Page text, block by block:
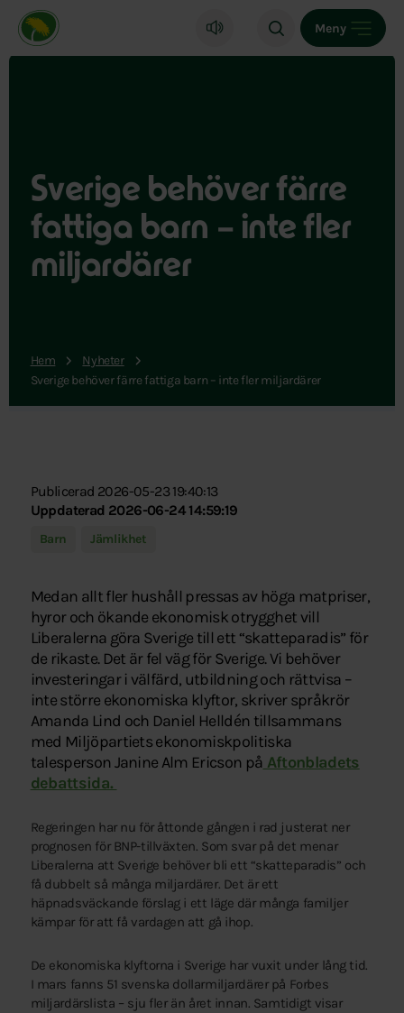
Miljöpartiet de gröna, startsida
Meny
Sverige behöver färre
fattiga barn – inte fler
miljardärer
Hem
Nyheter
Sverige behöver färre fattiga barn – inte fler miljardärer
Publicerad 2026-05-23 19:40:13
Uppdaterad 2026-06-24 14:59:19
Barn Jämlikhet
Medan allt fler hushåll pressas av höga matpriser,
hyror och ökande ekonomisk otrygghet vill
Liberalerna göra Sverige till ett “skatteparadis” för
de rikaste. Det är fel väg för Sverige. Vi behöver
investeringar i välfärd, utbildning och rättvisa –
inte större ekonomiska klyftor, skriver språkrör
Amanda Lind och Daniel Helldén tillsammans
med Miljöpartiets ekonomiskpolitiska
talesperson Janine Alm Ericson på Aftonbladets
debattsida.
Regeringen har nu för åttonde gången i rad justerat ner
prognosen för BNP-tillväxten. Som svar på det menar
Liberalerna att Sverige behöver bli ett “skatteparadis” och
få dubbelt så många miljardärer. Det är ett
häpnadsväckande förslag i ett läge där många familjer
kämpar för att få vardagen att gå ihop.
De ekonomiska klyftorna i Sverige har vuxit under lång tid.
I mars fanns 51 svenska dollarmiljardärer på Forbes
miljardärslista – sju fler än året innan. Samtidigt visar